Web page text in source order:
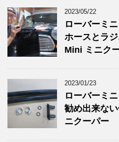
2023/05/22
ローバーミ
ホースとラ
Mini ミニク
2023/01/23
ローバーミ
勧め出来な
ニクーパー